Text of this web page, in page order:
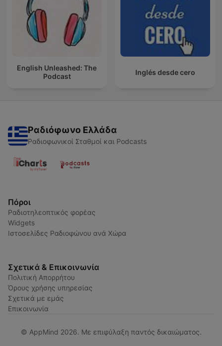
English Unleashed: The
Podcast
Inglés desde cero
Ραδιόφωνο Ελλάδα
Ραδιοφωνικοί Σταθμοί και Podcasts
Πόροι
Ραδιοτηλεοπτικός φορέας
Widgets
Ιστοσελίδες Ραδιοφώνου ανά Χώρα
Σχετικά & Επικοινωνία
Πολιτική Απορρήτου
Όρους χρήσης υπηρεσίας
Σχετικά με εμάς
Επικοινωνία
© AppMind 2026. Με επιφύλαξη παντός δικαιώματος.